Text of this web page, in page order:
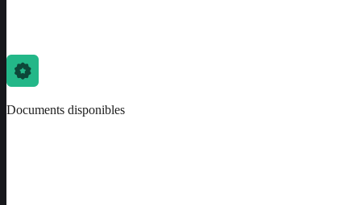
Documents disponibles